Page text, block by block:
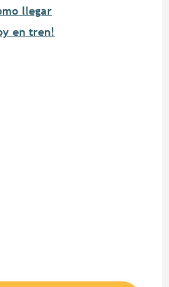
llegar
en tren!